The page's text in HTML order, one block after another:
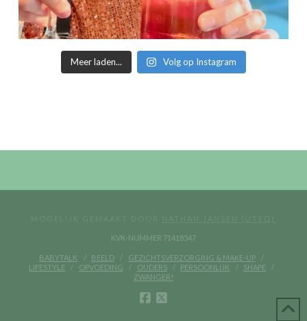
Meer laden... Volg op Instagram
KVK-NUMMER 71418547
BABYTALK BEELD
GEZICHTSVERZORGING & MAKE-UP
LIFESTYLE
OPVOEDING OUDERS PERSOONLIJK
SHAPE
ZWANGER!